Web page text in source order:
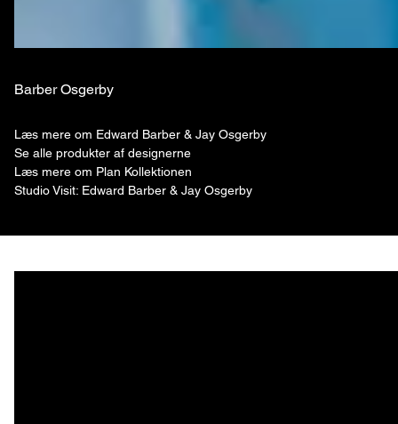
Barber Osgerby
Læs mere om Edward Barber & Jay Osgerby
Se alle produkter af designerne
Læs mere om Plan Kollektionen
Studio Visit: Edward Barber & Jay Osgerby